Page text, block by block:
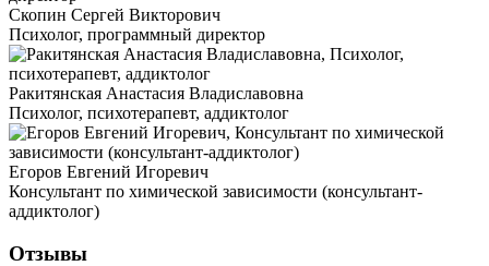
Скопин Сергей Викторович
Психолог, программный директор
Ракитянская Анастасия Владиславовна
Психолог, психотерапевт, аддиктолог
Егоров Евгений Игоревич
Консультант по химической зависимости (консультант-
аддиктолог)
Отзывы